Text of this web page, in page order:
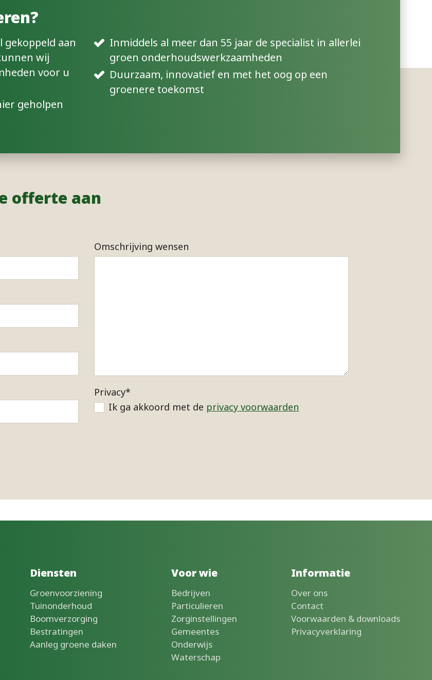
gekoppeld aan
wij
voor u
geholpen
Inmiddels al meer dan 55 jaar de specialist in allerlei
groen onderhoudswerkzaamheden
Duurzaam, innovatief en met het oog op een
groenere toekomst
offerte aan
Omschrijving wensen
Privacy*
Ik ga akkoord met de privacy voorwaarden
Diensten
Groenvoorziening
Tuinonderhoud
Boomverzorging
Bestratingen
Aanleg groene daken
Voor wie
Bedrijven
Particulieren
Zorginstellingen
Gemeentes
Onderwijs
Waterschap
Informatie
Over ons
Contact
Voorwaarden & downloads
Privacyverklaring